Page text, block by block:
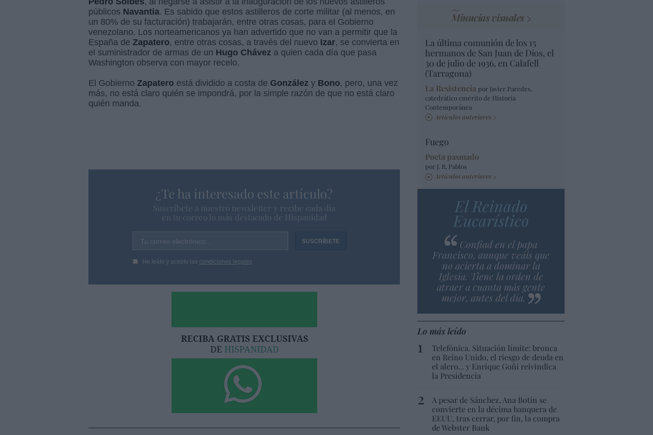
públicos Navantia. Es sabido que estos astilleros de corte militar (al menos, en
un 80% de su facturación) trabajarán, entre otras cosas, para el Gobierno
venezolano. Los norteamericanos ya han advertido que no van a permitir que la
España de Zapatero, entre otras cosas, a través del nuevo Izar, se convierta en
el suministrador de armas de un Hugo Chávez a quien cada día que pasa
Washington observa con mayor recelo.
El Gobierno Zapatero está dividido a costa de González y Bono, pero, una vez
más, no está claro quién se impondrá, por la simple razón de que no está claro
quién manda.
¿Te ha interesado este artículo?
Suscríbete a nuestro newsletter y recibe cada dia
en tu correo lo más destacado de Hispanidad
Tu correo electrónico...
He leído y acepto las condiciones legales
Minucias visuales
La última comunión de los 15
hermanos de San Juan de Dios, el
30 de julio de 1936, en Calafell
(Tarragona)
La Resistencia por Javier Paredes,
catedrático emérito de Historia
Contemporánea
Artículos anteriores
Fuego
Poeta pasmado
por J. R. Pablos
Artículos anteriores
El Reinado
Eucarístico
Confiad en el papa
Francisco, aunque veáis que
no acierta a dominar la
Iglesia. Tiene la orden de
atraer a cuanta más gente
mejor, antes del día.
Lo más leído
Telefónica. Situación límite: bronca
en Reino Unido, el riesgo de deuda en
el alero... y Enrique Goñi reivindica
la Presidencia
A pesar de Sánchez, Ana Botín se
convierte en la décima banquera de
EEUU, tras cerrar, por fin, la compra
de Webster Bank